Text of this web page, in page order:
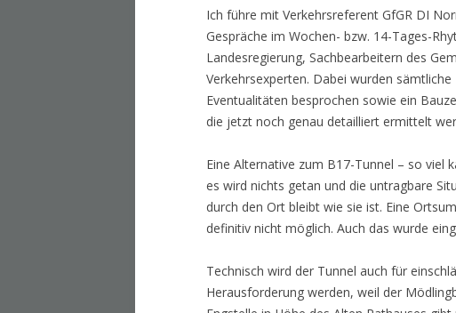
Ich führe mit Verkehrsreferent GfGR DI
Gespräche im Wochen- bzw. 14-Tages-
Landesregierung, Sachbearbeitern des
Verkehrsexperten. Dabei wurden
Eventualitäten besprochen sowie ein
die jetzt noch genau detailliert ermittelt
Eine Alternative zum B17-Tunnel – so viel
es wird nichts getan und die untragbare
durch den Ort bleibt wie sie ist. Eine
definitiv nicht möglich. Auch das wurde
Technisch wird der Tunnel auch für
Herausforderung werden, weil der